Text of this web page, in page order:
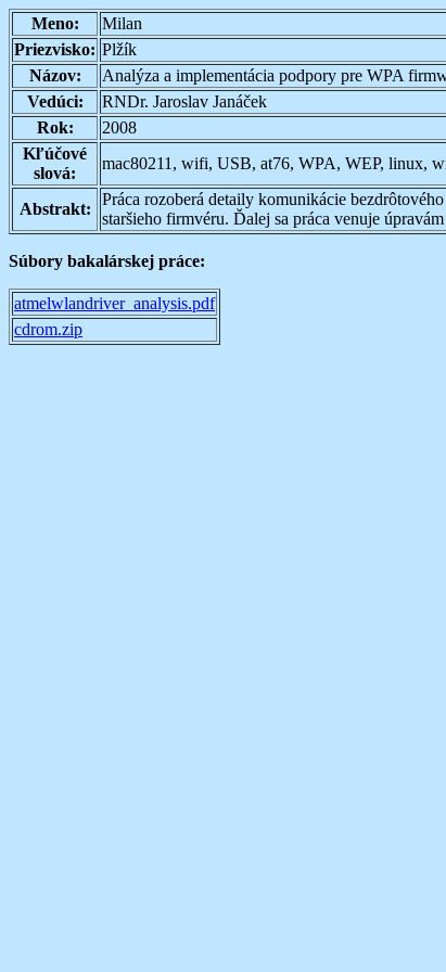
Meno:
Milan
Priezvisko: Plžík
Názov:
Analýza a implementácia podpory pre WPA
Vedúci:
RNDr. Jaroslav Janáček
Rok:
2008
Kľúčové
slová:
mac80211, wifi, USB, at76, WPA, WEP, linux,
Abstrakt:
Práca rozoberá detaily komunikácie
staršieho firmvéru. Ďalej sa práca venuje
Súbory bakalárskej práce:
atmelwlandriver_analysis.pdf
cdrom.zip